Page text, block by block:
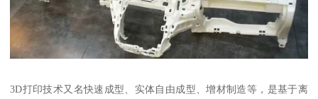
3D打印技术又名快速成型、实体自由成型、增材制造等，是基于离